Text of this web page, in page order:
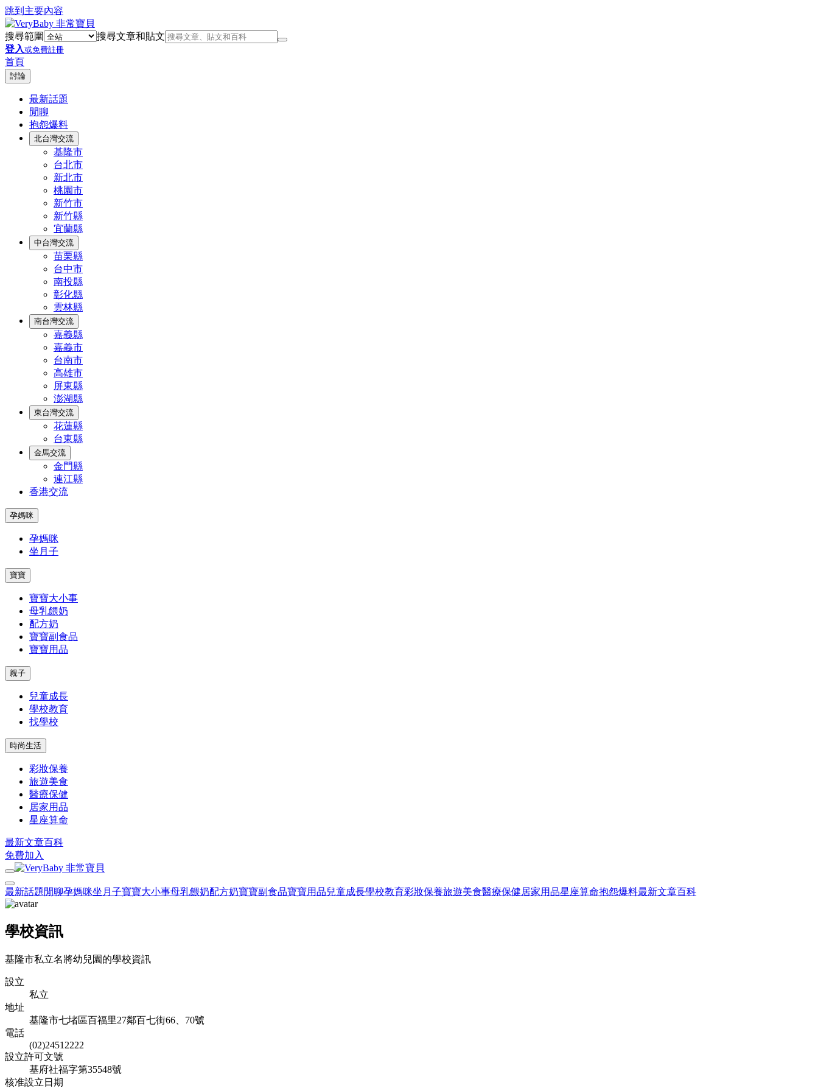
跳到主要內容
搜尋範圍
搜尋文章和貼文
登入或免費註冊
首頁
討論
最新話題
閒聊
抱怨爆料
北台灣交流
基隆市
台北市
新北市
桃園市
新竹市
新竹縣
宜蘭縣
中台灣交流
苗栗縣
台中市
南投縣
彰化縣
雲林縣
南台灣交流
嘉義縣
嘉義市
台南市
高雄市
屏東縣
澎湖縣
東台灣交流
花蓮縣
台東縣
金馬交流
金門縣
連江縣
香港交流
孕媽咪
孕媽咪
坐月子
寶寶
寶寶大小事
母乳餵奶
配方奶
寶寶副食品
寶寶用品
親子
兒童成長
學校教育
找學校
時尚生活
彩妝保養
旅遊美食
醫療保健
居家用品
星座算命
最新文章百科
免費加入
最新話題 閒聊孕媽咪坐月子寶寶大小事母乳餵奶配方奶寶寶副食品寶寶用品兒童成長學校教育彩妝保養旅遊美食醫療保健居家用品星座算命抱怨爆料最新文章百科
學校資訊
基隆市私立名將幼兒園的學校資訊
設立
私立
地址
基隆市七堵區百福里27鄰百七街66、70號
電話
(02)24512222
設立許可文號
基府社福字第35548號
核准設立日期